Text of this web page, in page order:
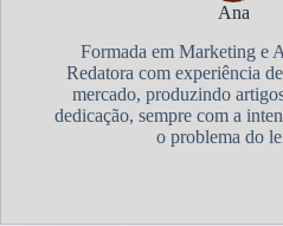
Ana
Formada em Marketing e
Redatora com experiência
mercado, produzindo
dedicação, sempre com a
o problema do